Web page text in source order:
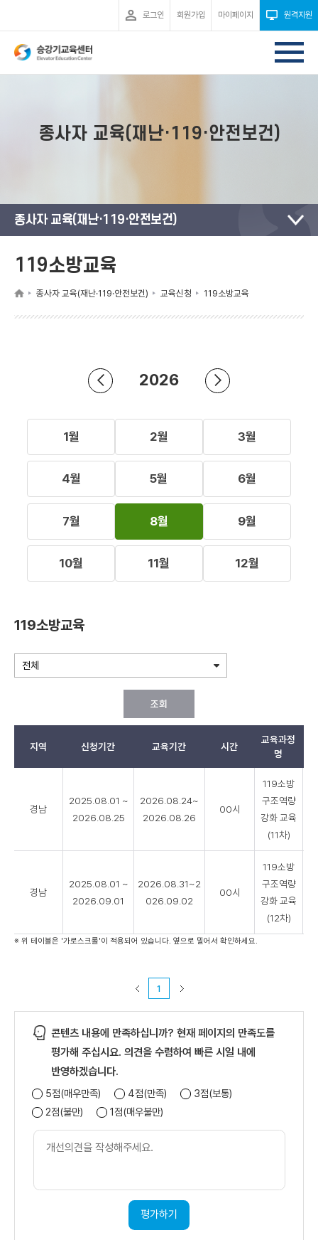
로그인 회원가입 마이페이지 원격지원
종사자 교육(재난·119·안전보건)
종사자 교육(재난·119·안전보건)
119소방교육
종사자 교육(재난·119·안전보건) 교육신청 119소방교육
2026
1월 2월 3월
4월 5월 6월
7월 8월 9월
10월 11월 12월
119소방교육
조회
방
지역 신청기간 교육기간 시간
교육과정
명
경남
2025.08.01 ~
2026.08.25
2026.08.24~
2026.08.26
00시
119소방
구조역량
강화 교육
(11차)
경남
2025.08.01 ~
2026.09.01
2026.08.31~2
026.09.02
00시
119소방
구조역량
강화 교육
(12차)
※ 위 테이블은 '가로스크롤'이 적용되어 있습니다. 옆으로 밀어서 확인하세요.
1
콘텐츠 내용에 만족하십니까? 현재 페이지의 만족도를
평가해 주십시요. 의견을 수렴하여 빠른 시일 내에
반영하겠습니다.
5점(매우만족) 4점(만족)
3점(보통)
2점(불만)
1점(매우불만)
개
평가하기